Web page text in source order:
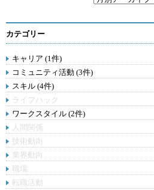
カテゴリー
キャリア (1件)
コミュニティ活動 (3件)
スキル (4件)
ライフハック
ワークスタイル (2件)
人間関係
技術動向
業界動向
職場
転職活動